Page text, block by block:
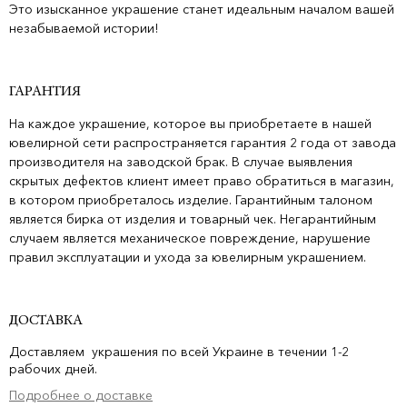
Это изысканное украшение станет идеальным началом вашей
незабываемой истории!
ГАРАНТИЯ
На каждое украшение, которое вы приобретаете в нашей
ювелирной сети распространяется гарантия 2 года от завода
производителя на заводской брак. В случае выявления
скрытых дефектов клиент имеет право обратиться в магазин,
в котором приобреталось изделие. Гарантийным талоном
является бирка от изделия и товарный чек. Негарантийным
случаем является механическое повреждение, нарушение
правил эксплуатации и ухода за ювелирным украшением.
ДОСТАВКА
Доставляем украшения по всей Украине в течении 1-2
рабочих дней.
Подробнее о доставке